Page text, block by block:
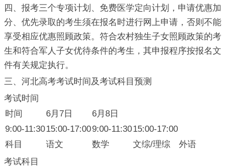
四、报考三个专项计划、免费医学定向计划，申请优惠加
分、优先录取的考生须在报名时进行网上申请，否则不能
享受相应优惠照顾政策。符合农村独生子女照顾政策的考
生和符合军人子女优待条件的考生，其申报程序按报名文
件有关规定执行。
三、河北高考考试时间及考试科目预测
考试时间
时间
6月7日
6月8日
9:00-11:3015:00-17:009:00-11:3015:00-17:00
科目
语文 数学 文综/理综
外语
考试科目